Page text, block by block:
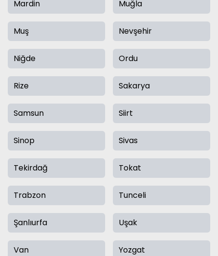
Mardin Muğla
Muş Nevşehir
Niğde Ordu
Rize Sakarya
Samsun Siirt
Sinop Sivas
Tekirdağ Tokat
Trabzon Tunceli
Şanlıurfa Uşak
Van Yozgat